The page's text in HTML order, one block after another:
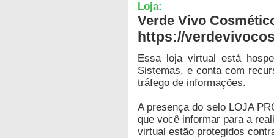
Loja:
Verde Vivo
https://
Essa loja virtual está
Sistemas, e conta com
tráfego de informações.
A presença do selo LOJA
que você informar para a
virtual estão protegidos